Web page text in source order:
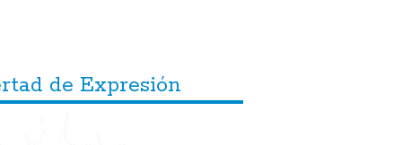
de Expresión